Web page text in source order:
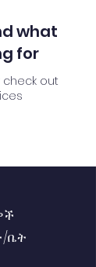
what
for
out
ቤት